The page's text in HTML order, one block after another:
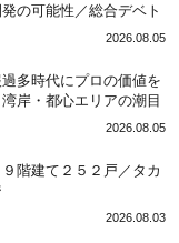
の可能性／総合デベト
整備／日本郵政不動産
2026.08.05
多時代にプロの価値を
岸・都心エリアの潮目
動産リアルティ／児玉
2026.08.05
階建て２５２戸／タカ
2026.08.03